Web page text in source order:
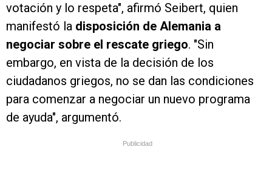
votación y lo respeta", afirmó Seibert, quien
manifestó la disposición de Alemania a
negociar sobre el rescate griego. "Sin
embargo, en vista de la decisión de los
ciudadanos griegos, no se dan las condiciones
para comenzar a negociar un nuevo programa
de ayuda", argumentó.
Publicidad